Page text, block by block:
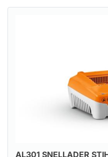
AL301 SNELLADER